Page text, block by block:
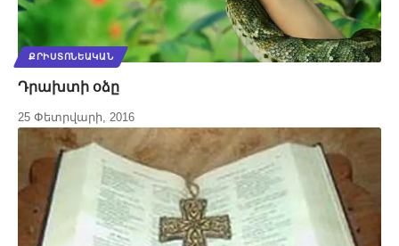
ՔՐԻՍՏՈՆԵԱԿԱՆ
Դրախտի օձը
25 Փետրվարի, 2016